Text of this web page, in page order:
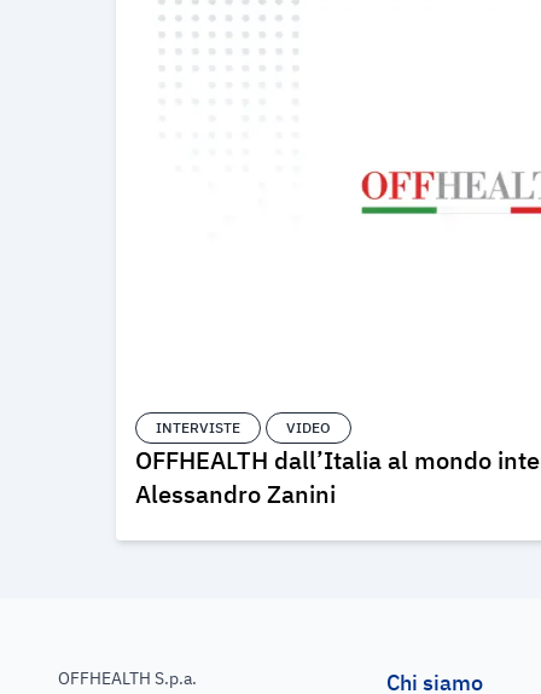
OFFHEALTH dall’Italia al mondo
Alessandro Zanini
INTERVISTE VIDEO
OFFHEALTH S.p.a.
Chi siamo